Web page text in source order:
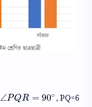
∠PQR = 90∘
∠PQR=90∘
, PQ=6